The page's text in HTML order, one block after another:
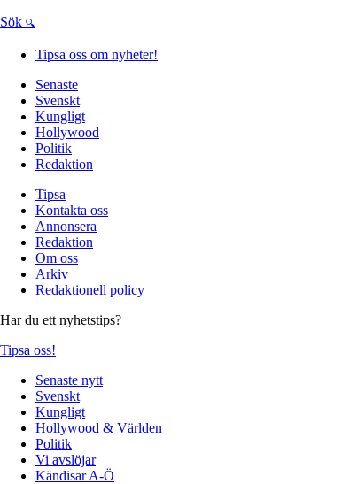
Sök
Tipsa oss om nyheter!
Senaste
Svenskt
Kungligt
Hollywood
Politik
Redaktion
Tipsa
Kontakta oss
Annonsera
Redaktion
Om oss
Arkiv
Redaktionell policy
Har du ett nyhetstips?
Tipsa oss!
Senaste nytt
Svenskt
Kungligt
Hollywood & Världen
Politik
Vi avslöjar
Kändisar A-Ö